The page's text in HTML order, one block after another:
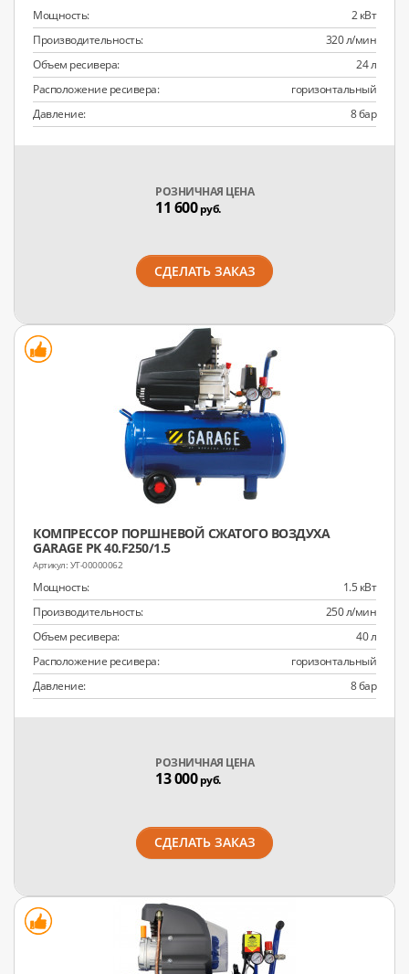
Мощность:
2 кВт
Производительность:
320 л/мин
Объем ресивера:
24 л
Расположение ресивера:
горизонтальный
Давление:
8 бар
РОЗНИЧНАЯ ЦЕНА
11 600руб.
СДЕЛАТЬ ЗАКАЗ
КОМПРЕССОР ПОРШНЕВОЙ СЖАТОГО ВОЗДУХА
GARAGE PK 40.F250/1.5
УТ-00000062
Мощность:
1.5 кВт
Производительность:
250 л/мин
Объем ресивера:
40 л
Расположение ресивера:
горизонтальный
Давление:
8 бар
РОЗНИЧНАЯ ЦЕНА
13 000руб.
СДЕЛАТЬ ЗАКАЗ